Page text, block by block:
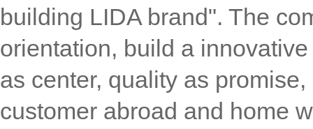
building LIDA brand". The
orientation, build a
as center, quality as
customer abroad and home